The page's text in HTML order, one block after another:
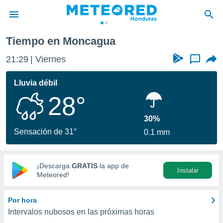
de
ha sido
para
que se
calidad.
a este
las
y
digital
basada
Tiempo en Moncagua
21:29 Viernes ...
Lluvia débil
28°
Sensación de 31°
30%
0.1 mm
¡Descarga GRATIS la app de
Meteored!
Instalar
Por hora
Intervalos nubosos en las próximas horas